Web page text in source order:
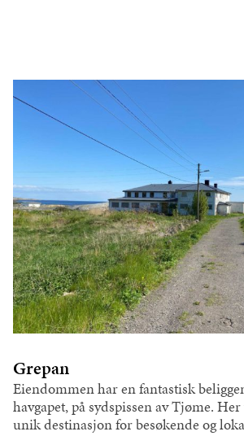
Grepan
Eiendommen har en fantastisk
havgapet, på sydspissen av Tjøme.
unik destinasjon for besøkende og